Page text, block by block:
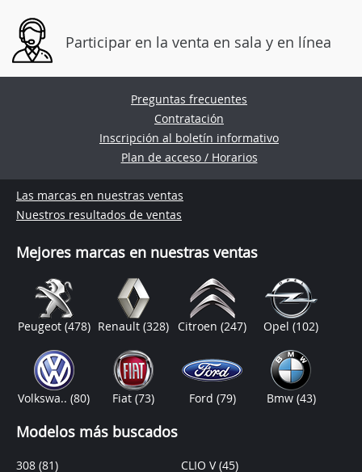
Participar en la venta en sala y en línea
Preguntas frecuentes
Contratación
Inscripción al boletín informativo
Plan de acceso / Horarios
Las marcas en nuestras ventas
Nuestros resultados de ventas
Mejores marcas en nuestras ventas
Peugeot (478) Renault (328) Citroen(247) Opel(102)
Volkswa..(80) Fiat (73) Ford (79) Bmw (43)
Modelos más buscados
308 (81) CLIO V(45)